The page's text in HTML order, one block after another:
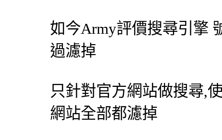
如今Army評價搜尋引擎
過濾掉
只針對官方網站做搜尋,
網站全部都濾掉